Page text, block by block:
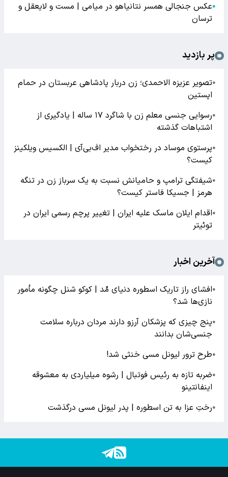
●عکس جنجالی همسر نتانیاهو در میامی | مست و لایعقل و
ترسان
پر بازدید
●تصویر عزیزه الاحمدی؛ زن دربار پادشاهی عربستان در حمام
اپستین
●
رسوایی جنسی معلم زن با شاگرد ۱۷ ساله | یادگیری از
اشتباهات گذشته
●پرستوی موساد در رختخواب مدیر اف‌بی‌آی | الکسیس ویلکینز
کیست؟
●شیفتگی ترامپ و حامیانش نسبت به یک سرباز زن در تنگه
هرمز | جسیکا فاستر کیست؟
●اقدام ایلان ماسک علیه ایران | تغییر پرچم رسمی ایران در
توئیتر
آخرین اخبار
●افشای راز تاریک اسطوره دنیای مُد | کوکو شنل چگونه مأمور
نازی‌ها شد؟
●پنج چیزی که پزشکان آرزو دارند مردان درباره سلامت
جنسی‌شان بدانند
●طرح ترور لیونل مسی خنثی شد!
●ضربه تازه به رئیس فوتبال | رشوه میلیاردی به معشوقه
اینفانتینو
●رختِ عزا به تن اسطوره | پدر لیونل مسی درگذشت